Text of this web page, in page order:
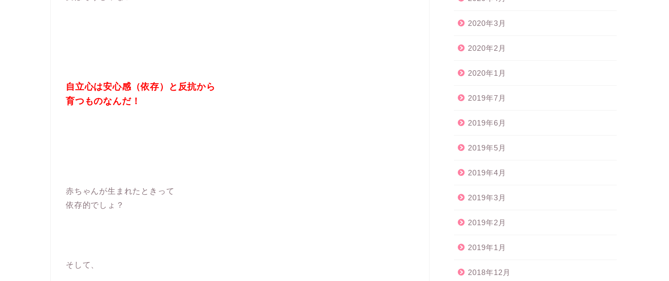
自立心は安心感（依存）と反抗から
育つものなんだ！
赤ちゃんが生まれたときって
依存的でしょ？
そして、
2020年3月
2020年2月
2020年1月
2019年7月
2019年6月
2019年5月
2019年4月
2019年3月
2019年2月
2019年1月
2018年12月